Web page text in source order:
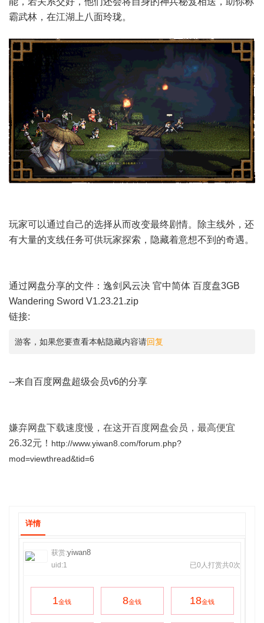
霸武林，在江湖上八面玲珑。
玩家可以通过自己的选择从而改变最终剧情。除主线外，还
有大量的支线任务可供玩家探索，隐藏着意想不到的奇遇。
通过网盘分享的文件：逸剑风云决 官中简体 百度盘3GB
Wandering Sword V1.23.21.zip
链接:
游客，如果您要查看本帖隐藏内容请回复
--来自百度网盘超级会员v6的分享
嫌弃网盘下载速度慢，在这开百度网盘会员，最高便宜
26.32元！ http://www.yiwan8.com/forum.php?
mod=viewthread&tid=6
详情
获赏:yiwan8
已0人打赏共0次
uid:1
1金钱 8金钱 18金钱